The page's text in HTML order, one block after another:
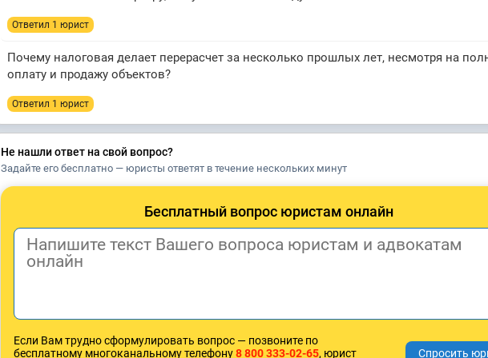
Ответил 1 юрист
Почему налоговая делает перерасчет за несколько прошлых лет, несмотря на
оплату и продажу объектов?
Ответил 1 юрист
Не нашли ответ на свой вопрос?
Задайте его бесплатно — юристы ответят в течение нескольких минут
Бесплатный вопрос юристам онлайн
Если Вам трудно сформулировать вопрос — позвоните по
бесплатному многоканальному телефону8 800 333-02-65, юрист